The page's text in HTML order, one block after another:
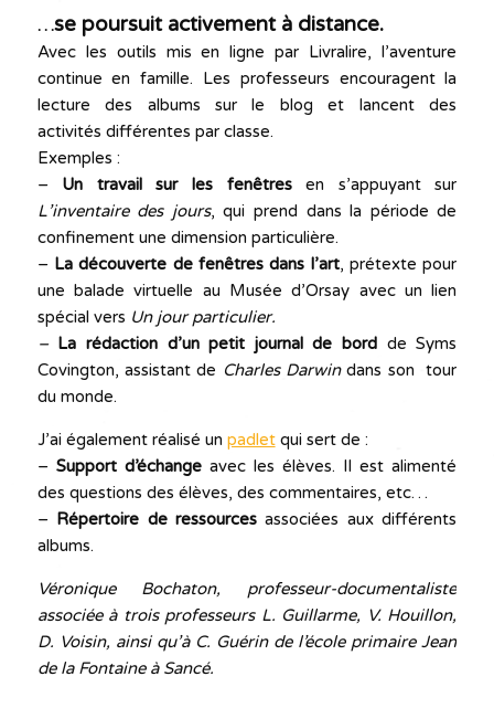
…se poursuit activement à distance.
Avec les outils mis en ligne par Livralire, l’aventure
continue en famille. Les professeurs encouragent la
lecture des albums sur le blog et lancent des
activités différentes par classe.
Exemples :
– Un travail sur les fenêtresen s’appuyant sur
L’inventaire des jours, qui prend dans la période de
confinement une dimension particulière.
– La découverte de fenêtres dans l’art, prétexte pour
une balade virtuelle au Musée d’Orsay avec un lien
spécial vers Un jour particulier.
– La rédaction d’un petit journal de bord de Syms
Covington, assistant de Charles Darwindans son tour
du monde.
J’ai également réalisé un padletqui sert de :
– Support d’échangeavec les élèves. Il est alimenté
des questions des élèves, des commentaires, etc…
– Répertoire de ressources associées aux différents
albums.
Véronique Bochaton, professeur-documentaliste
associée à trois professeurs L. Guillarme, V. Houillon,
D. Voisin, ainsi qu’à C. Guérin de l’école primaire Jean
de la Fontaine à Sancé.